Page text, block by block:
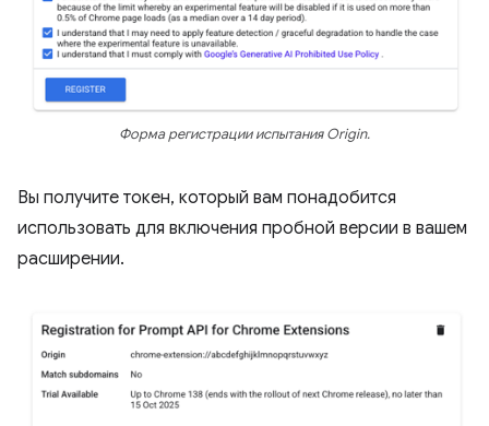
Форма регистрации испытания Origin.
Вы получите токен, который вам понадобится
использовать для включения пробной версии в вашем
расширении.